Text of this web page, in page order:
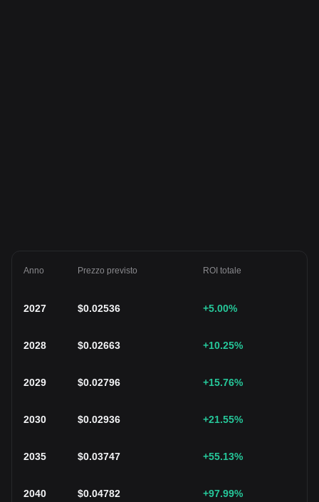
Anno Prezzo previsto ROI totale
2027 $0.02536 +5.00%
2028 $0.02663 +10.25%
2029 $0.02796 +15.76%
2030 $0.02936 +21.55%
2035 $0.03747 +55.13%
2040 $0.04782 +97.99%